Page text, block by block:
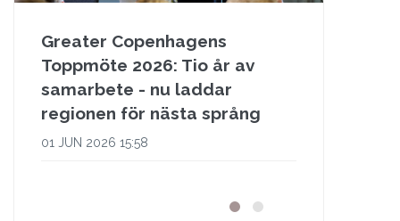
Greater Copenhagens
Toppmöte 2026: Tio år av
samarbete - nu laddar
regionen för nästa språng
01 JUN 2026 15:58